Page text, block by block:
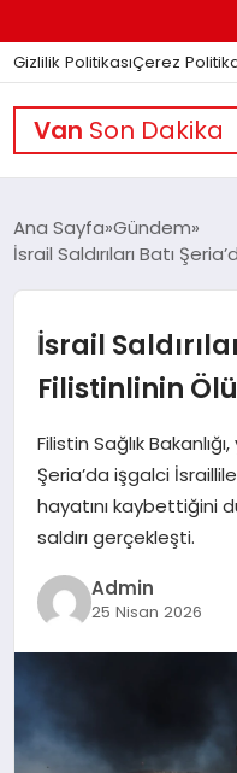
Gizlilik PolitikasıÇerez
Van Son Dakika
GÜNDEM
DÜNYA
EĞITIM
EKONOMI
SAĞLIK
Ana Sayfa Gündem
İsrail Saldırıları Batı
İsrail
Filistinlinin
Filistin Sağlık
Şeria’da işgalci
hayatını kaybettiğini
saldırı gerçekleşti.
Admin
25 Nisan 2026